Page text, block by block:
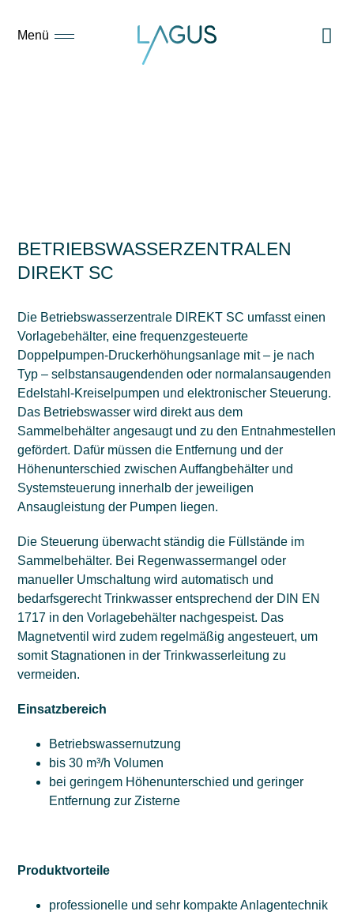
Menü
BETRIEBSWASSERZENTRALEN
DIREKT SC
Die Betriebswasserzentrale DIREKT SC umfasst einen
Vorlagebehälter, eine frequenzgesteuerte
Doppelpumpen-Druckerhöhungsanlage mit – je nach
Typ – selbstansaugendenden oder normalansaugenden
Edelstahl-Kreiselpumpen und elektronischer Steuerung.
Das Betriebswasser wird direkt aus dem
Sammelbehälter angesaugt und zu den Entnahmestellen
gefördert. Dafür müssen die Entfernung und der
Höhenunterschied zwischen Auffangbehälter und
Systemsteuerung innerhalb der jeweiligen
Ansaugleistung der Pumpen liegen.
Die Steuerung überwacht ständig die Füllstände im
Sammelbehälter. Bei Regenwassermangel oder
manueller Umschaltung wird automatisch und
bedarfsgerecht Trinkwasser entsprechend der DIN EN
1717 in den Vorlagebehälter nachgespeist. Das
Magnetventil wird zudem regelmäßig angesteuert, um
somit Stagnationen in der Trinkwasserleitung zu
vermeiden.
Einsatzbereich
Betriebswassernutzung
bis 30 m³/h Volumen
bei geringem Höhenunterschied und geringer
Entfernung zur Zisterne
Produktvorteile
professionelle und sehr kompakte Anlagentechnik